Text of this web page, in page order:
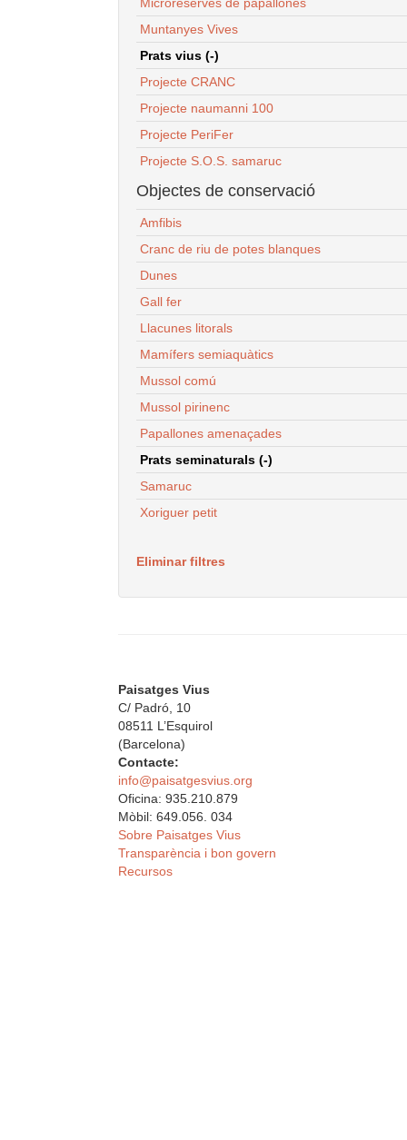
Muntanyes Vives
Prats vius (-)
Projecte CRANC
Projecte naumanni 100
Projecte PeriFer
Projecte S.O.S. samaruc
Objectes de conservació
Amfibis
Cranc de riu de potes blanques
Dunes
Gall fer
Llacunes litorals
Mamífers semiaquàtics
Mussol comú
Mussol pirinenc
Papallones amenaçades
Prats seminaturals (-)
Samaruc
Xoriguer petit
Eliminar filtres
Paisatges Vius
C/ Padró, 10
08511 L’Esquirol
(Barcelona)
Contacte:
info@paisatgesvius.org
Oficina: 935.210.879
Mòbil: 649.056. 034
Sobre Paisatges Vius
Transparència i bon govern
Recursos